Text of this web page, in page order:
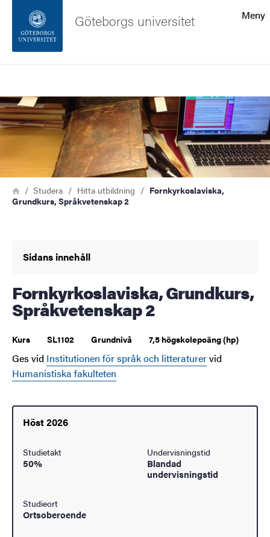
Sidfoten
Om webbplatsen
Meny
Göteborgs universitet
Bild
Länkstig
HemStudera Hitta utbildning
Fornkyrkoslaviska,
Grundkurs, Språkvetenskap 2
Sidans innehåll
Fornkyrkoslaviska, Grundkurs,
Språkvetenskap 2
Kurs SL1102 Grundnivå 7,5 högskolepoäng (hp)
Ges vid Institutionen för språk och litteraturervid
Humanistiska fakulteten
Höst 2026
Studietakt
50%
Undervisningstid
Blandad
undervisningstid
Studieort
Ortsoberoende